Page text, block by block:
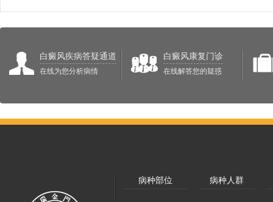
白癜风疾病答疑通道
在线为您分析病情
白癜风康复门诊
在线解答您的疑惑
病种部位 病种人群